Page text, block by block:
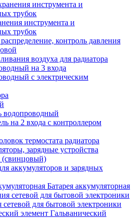
инструмента и
трубок
контроль давления
воздуха для радиатора
на 3 входа
с электрическим
водопроводный
на 2 входа с контроллером
термостата радиатора
зарядные устройства
(свинцовый)
аккумуляторов и зарядных
Батарея аккумуляторная
сетевой для бытовой электроники
Гальванический